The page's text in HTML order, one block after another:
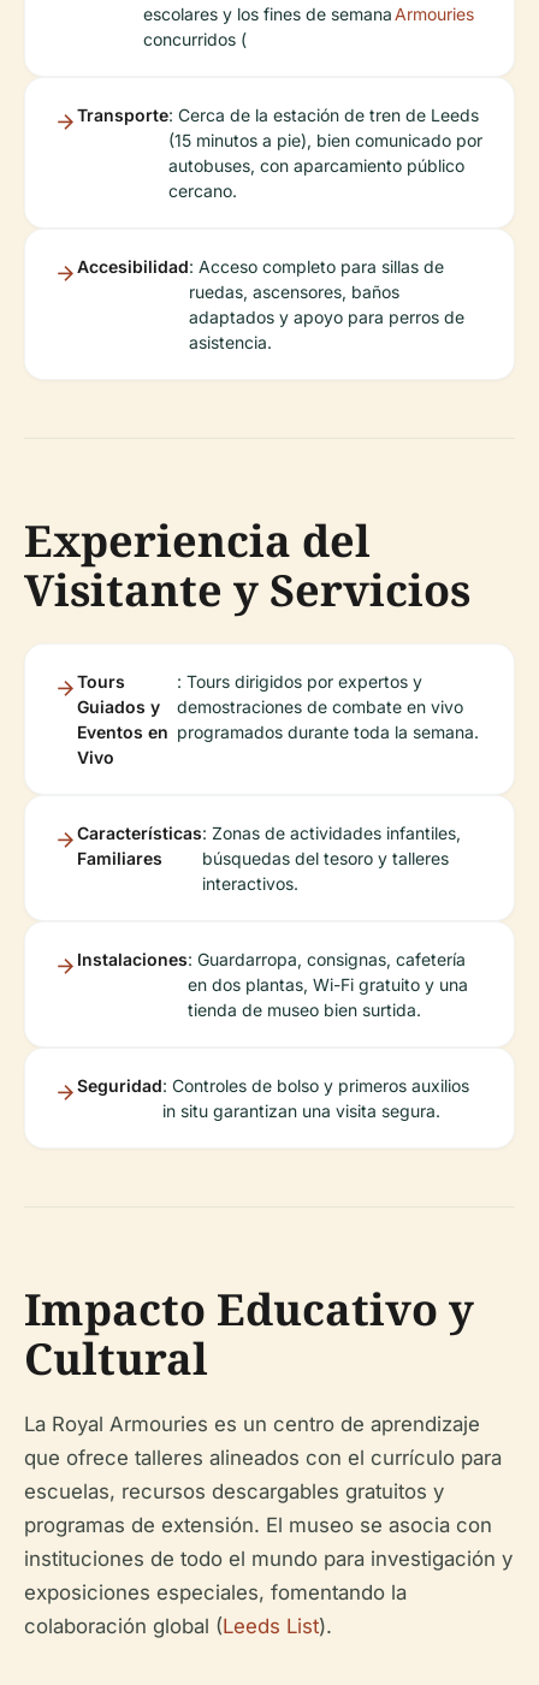
escolares y los fines de semana
concurridos (
Armouries
Transporte: Cerca de la estación de tren de Leeds
(15 minutos a pie), bien comunicado por
autobuses, con aparcamiento público
cercano.
Accesibilidad: Acceso completo para sillas de
ruedas, ascensores, baños
adaptados y apoyo para perros de
asistencia.
Experiencia del
Visitante y Servicios
Tours
Guiados y
Eventos en
Vivo
: Tours dirigidos por expertos y
demostraciones de combate en vivo
programados durante toda la semana.
Características
Familiares
: Zonas de actividades infantiles,
búsquedas del tesoro y talleres
interactivos.
Instalaciones: Guardarropa, consignas, cafetería
en dos plantas, Wi-Fi gratuito y una
tienda de museo bien surtida.
Seguridad: Controles de bolso y primeros auxilios
in situ garantizan una visita segura.
Impacto Educativo y
Cultural
La Royal Armouries es un centro de aprendizaje
que ofrece talleres alineados con el currículo para
escuelas, recursos descargables gratuitos y
programas de extensión. El museo se asocia con
instituciones de todo el mundo para investigación y
exposiciones especiales, fomentando la
colaboración global (Leeds List).